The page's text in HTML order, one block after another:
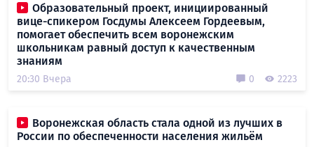
Образовательный проект, инициированный
вице-спикером Госдумы Алексеем Гордеевым,
помогает обеспечить всем воронежским
школьникам равный доступ к качественным
знаниям
20:30 Вчера 0 2223
Воронежская область стала одной из лучших в
России по обеспеченности населения жильём